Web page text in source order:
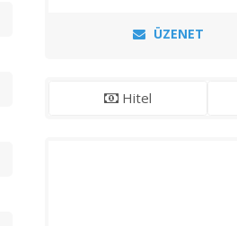
ÜZENET
Hitel